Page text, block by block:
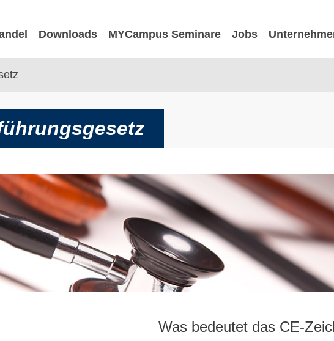
Downloads MYCampus Seminare Jobs
Was bedeutet das CE-